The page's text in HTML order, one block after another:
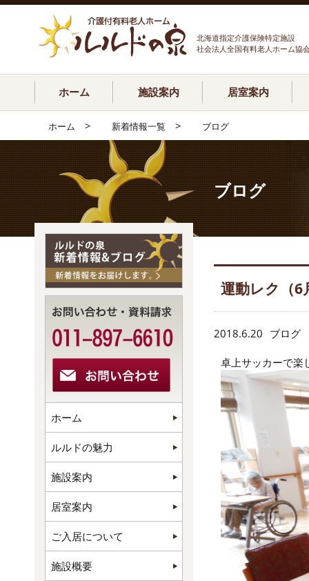
北海道指定介護保険特定施設
社会法人全国有料老人ホーム協
ホーム 施設案内 居室案内
ホーム > 新着情報一覧 > ブログ
ブログ
運動レク（6
2018.6.20 ブログ
卓上サッカーで楽
ホーム
ルルドの魅力
施設案内
居室案内
ご入居について
施設概要